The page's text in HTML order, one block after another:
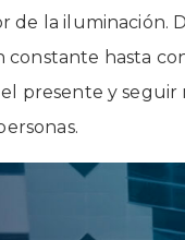
la iluminación.
hasta
presente y